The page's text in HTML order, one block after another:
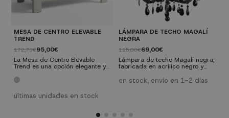
MESA DE CENTRO ELEVABLE
TREND
172,73€95,00€
La Mesa de Centro Elevable
Trend es una opción elegante y
Con su diseño moderno y
versatilidad y espacio de
almacenamiento adicional.
duraderos y disponible en tres
últimas unidades en stock
LÁMPARA DE TECHO MAGALÍ
NEGRA
115,00€69,00€
Lámpara de techo Magalí negra,
fabricada en acrílico negro y
por 5 puntos de luz y necesita 5
bombillas para casquillo E-14
en stock, envío en 1-2 días